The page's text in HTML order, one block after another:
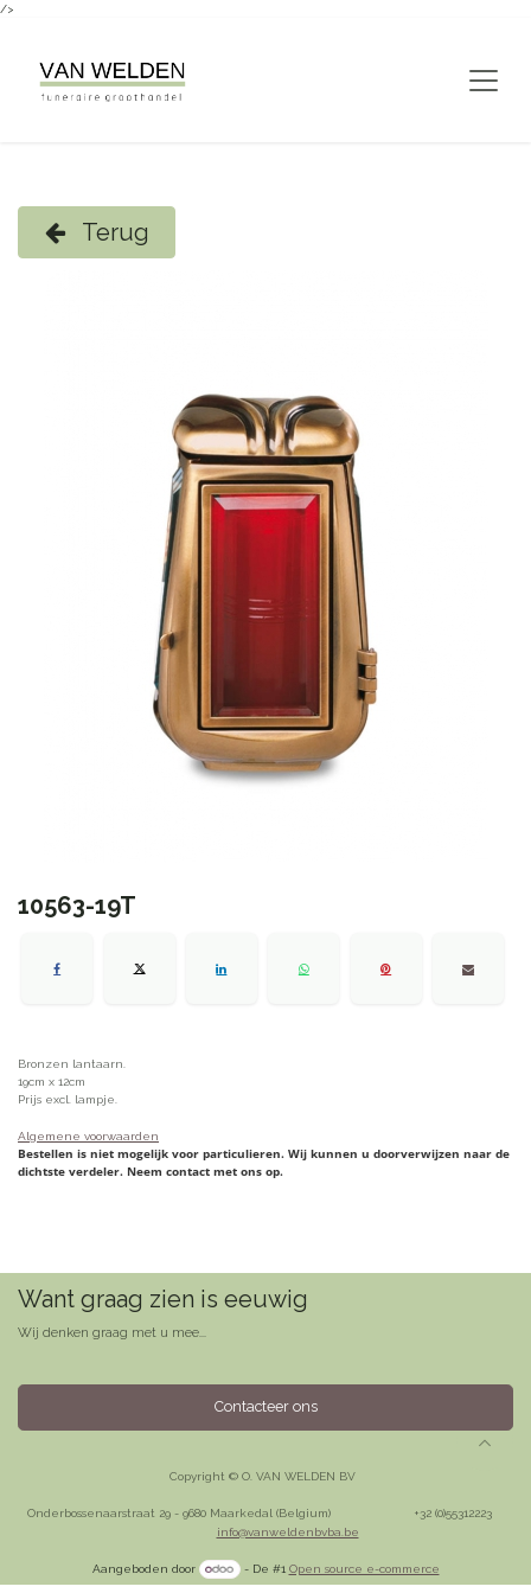
/>
Terug
10563-19T
Bronzen lantaarn.
19cm x 12cm
Prijs excl. lampje.
Algemene voorwaarden
Bestellen is niet mogelijk voor particulieren. Wij kunnen u doorverwijzen naar de
dichtste verdeler. Neem contact met ons op.
Want graag zien is eeuwig
Wij denken graag met u mee...
Contacteer ons
Copyright © O. VAN WELDEN BV
Onderbossenaarstraat 29 - 9680 Maarkedal (Belgium)
​+32 (0)55312223
info@vanweldenbvba.be
Aangeboden door - De #1 Open source e-commerce